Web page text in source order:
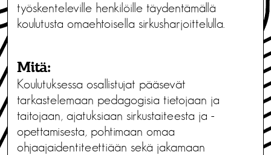
työskenteleville henkilöille täydentämällä
koulutusta omaehtoisella sirkusharjoittelulla.
Mitä:
Koulutuksessa osallistujat pääsevät
tarkastelemaan pedagogisia tietojaan ja
taitojaan, ajatuksiaan sirkustaiteesta ja -
opettamisesta, pohtimaan omaa
ohjaajaidentiteettiään sekä jakamaan